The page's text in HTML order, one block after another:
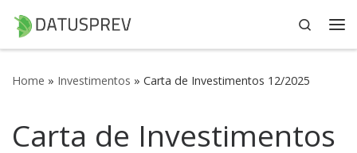
Skip to content
Search
Home » Investimentos » Carta de Investimentos 12/2025
Carta de Investimentos